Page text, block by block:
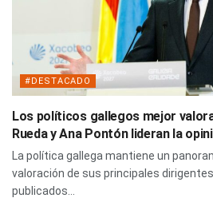
#DESTACADO
Los políticos gallegos mejor
Rueda y Ana Pontón lideran la
La política gallega mantiene un
valoración de sus principales
publicados...